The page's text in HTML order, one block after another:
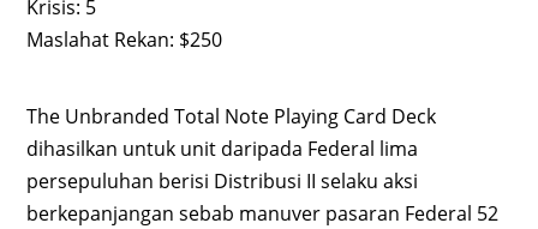
Krisis: 5
Maslahat Rekan: $250
The Unbranded Total Note Playing Card Deck
dihasilkan untuk unit daripada Federal lima
persepuluhan berisi Distribusi II selaku aksi
berkepanjangan sebab manuver pasaran Federal 52